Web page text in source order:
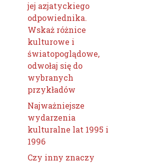
jej azjatyckiego
odpowiednika.
Wskaż różnice
kulturowe i
światopoglądowe,
odwołaj się do
wybranych
przykładów
Najważniejsze
wydarzenia
kulturalne lat 1995 i
1996
Czy inny znaczy